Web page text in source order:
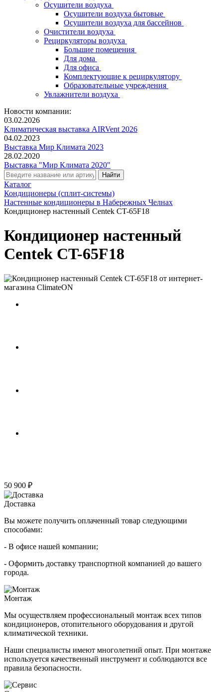
Осушители воздуха
Осушители воздуха бытовые
Осушители воздуха для бассейнов
Очистители воздуха
Рециркуляторы воздуха
Большие помещения
Для дома
Для офиса
Комплектующие к рециркулятору
Образовательные учреждения
Увлажнители воздуха
Новости компании:
03.02.2026
Климатическая выставка AIRVent 2026
04.02.2023
Выставка Мир Климата 2023
28.02.2020
Выставка "Мир Климата 2020"
Каталог
Кондиционеры (сплит-системы)
Настенные кондиционеры в Набережных Челнах
Кондиционер настенный Centek CT-65F18
Кондиционер настенный
Centek CT-65F18
50 900 ₽
Доставка
Вы можете получить оплаченный товар следующими
способами:
- В офисе нашей компании;
- Оформить доставку транспортной компанией до вашего
города.
Монтаж
Мы осуществляем профессиональный монтаж всех типов
кондиционеров, отопительного оборудования и другой
климатической техники.
Наши специалисты имеют многолетний опыт. При монтаже
используется качественный инструмент и соблюдаются все
правила безопасности.